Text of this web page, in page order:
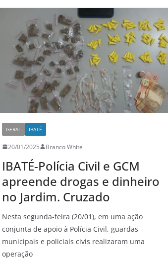
GERAL IBATÉ
20/01/2025 Branco White
IBATÉ-Polícia Civil e GCM
apreende drogas e dinheiro
no Jardim. Cruzado
Nesta segunda-feira (20/01), em uma ação
conjunta de apoio à Polícia Civil, guardas
municipais e policiais civis realizaram uma
operação